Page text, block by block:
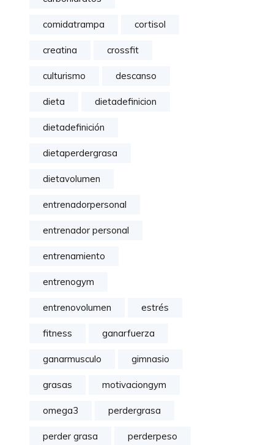
comidatrampa cortisol
creatina crossfit
culturismo descanso
dieta dietadefinicion
dietadefinición
dietaperdergrasa
dietavolumen
entrenadorpersonal
entrenador personal
entrenamiento
entrenogym
entrenovolumen estrés
fitness ganarfuerza
ganarmusculo gimnasio
grasas motivaciongym
omega3 perdergrasa
perder grasa perderpeso